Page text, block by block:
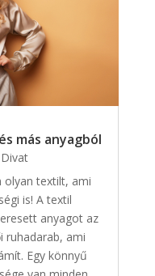
más anyagból
Divat
olyan textilt, ami
is! A textil
anyagot az
ruhadarab, ami
Egy könnyű